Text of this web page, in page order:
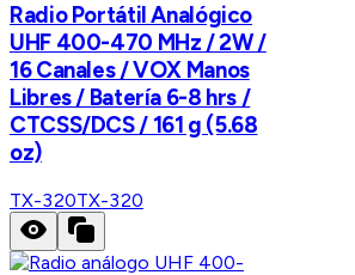
Radio Portátil Analógico
UHF 400-470 MHz / 2W /
16 Canales / VOX Manos
Libres / Batería 6-8 hrs /
CTCSS/DCS / 161 g (5.68
oz)
TX-320TX-320